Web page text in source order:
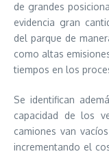
de grandes
evidencia gran
del parque de
como altas
tiempos en los
Se identifican
capacidad de los
camiones van
incrementando el